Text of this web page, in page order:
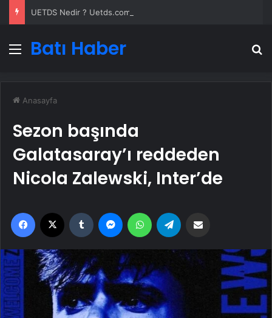
Menü
Batı Haber
Anasayfa
Sezon başında
Galatasaray’ı reddeden
Nicola Zalewski, Inter’de
Facebook Tumblr MessengerWhatsApp